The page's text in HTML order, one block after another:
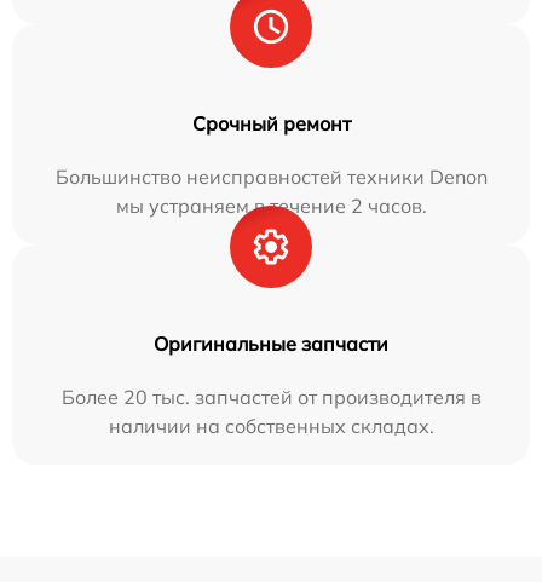
Срочный ремонт
Большинство неисправностей техники Denon
мы устраняем в течение 2 часов.
Оригинальные запчасти
Более 20 тыс. запчастей от производителя в
наличии на собственных складах.